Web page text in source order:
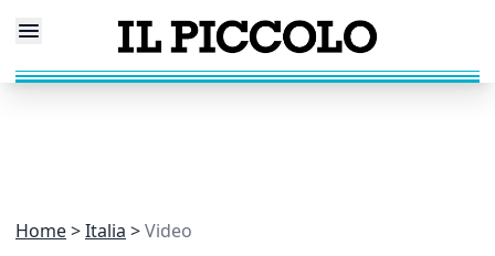
Home Italia Video